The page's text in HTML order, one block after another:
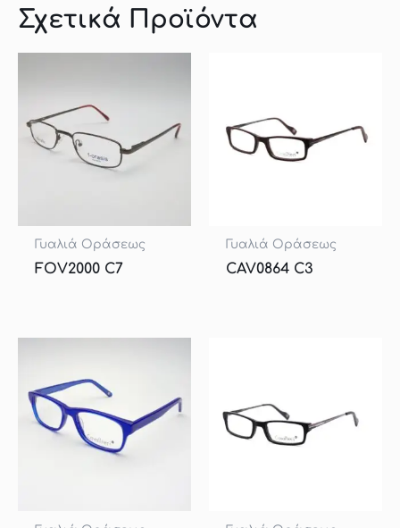
Σχετικά Προϊόντα
Γυαλιά Οράσεως
FOV2000 C7
Γυαλιά Οράσεως
CAV0864 C3